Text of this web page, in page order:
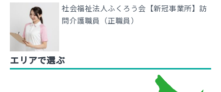
社会福祉法人ふくろう会【新冠事業所】訪
問介護職員（正職員）
エリアで選ぶ